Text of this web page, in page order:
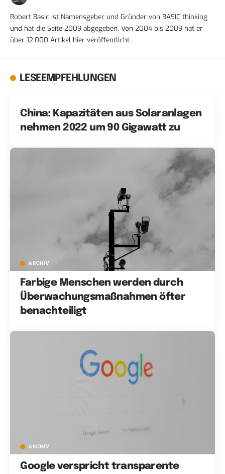
Robert Basic ist Namensgeber und Gründer von BASIC thinking
und hat die Seite 2009 abgegeben. Von 2004 bis 2009 hat er
über 12.000 Artikel hier veröffentlicht.
LESEEMPFEHLUNGEN
China: Kapazitäten aus Solaranlagen
nehmen 2022 um 90 Gigawatt zu
ARCHIV
Farbige Menschen werden durch
Überwachungsmaßnahmen öfter
benachteiligt
ARCHIV
Google verspricht transparente